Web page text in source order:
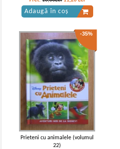
Adaugă în coș
-35%
Prieteni cu animalele (volumul
22)